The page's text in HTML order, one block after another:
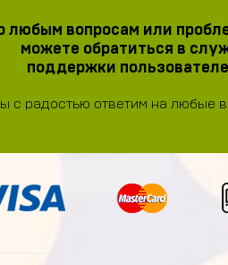
любым вопросам или
можете обратиться в
поддержки
с радостью ответим на любые